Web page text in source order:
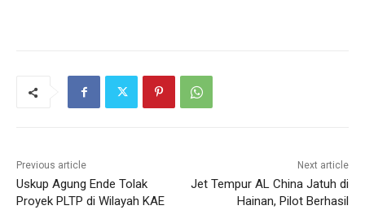
Previous article
Uskup Agung Ende Tolak
Proyek PLTP di Wilayah KAE
Next article
Jet Tempur AL China Jatuh di
Hainan, Pilot Berhasil